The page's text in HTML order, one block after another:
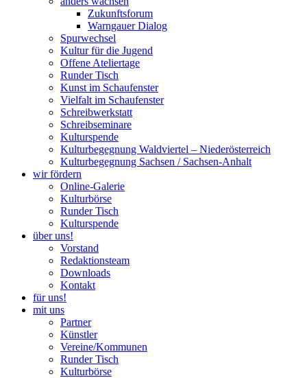
Zukunftsforum
Warngauer Dialog
Spurwechsel
Kultur für die Jugend
Offene Ateliertage
Runder Tisch
Kunst im Schaufenster
Vielfalt im Schaufenster
Schreibwerkstatt
Schreibseminare
Kulturspende
Kulturbegegnung Waldviertel – Niederösterreich
Kulturbegegnung Sachsen / Sachsen-Anhalt
wir fördern
Online-Galerie
Kulturbörse
Runder Tisch
Kulturspende
über uns!
Vorstand
Redaktionsteam
Downloads
Kontakt
für uns!
mit uns
Partner
Künstler
Vereine/Kommunen
Runder Tisch
Kulturbörse